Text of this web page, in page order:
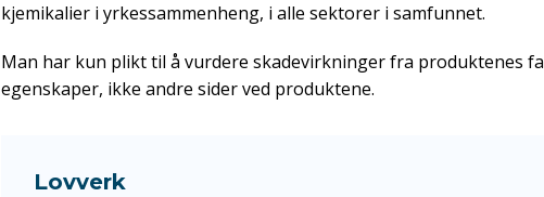
kjemikalier i yrkessammenheng, i alle sektorer i samfunnet.
Man har kun plikt til å vurdere skadevirkninger fra produktenes
egenskaper, ikke andre sider ved produktene.
Lovverk